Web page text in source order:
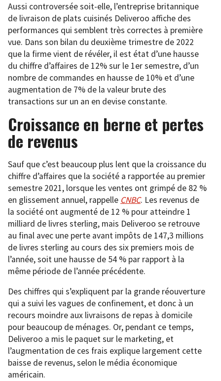
Aussi controversée soit-elle, l’entreprise britannique
de livraison de plats cuisinés Deliveroo affiche des
performances qui semblent très correctes à première
vue. Dans son bilan du deuxième trimestre de 2022
que la firme vient de révéler, il est état d’une hausse
du chiffre d’affaires de 12% sur le 1er semestre, d’un
nombre de commandes en hausse de 10% et d’une
augmentation de 7% de la valeur brute des
transactions sur un an en devise constante.
Croissance en berne et pertes
de revenus
Sauf que c’est beaucoup plus lent que la croissance du
chiffre d’affaires que la société a rapportée au premier
semestre 2021, lorsque les ventes ont grimpé de 82 %
en glissement annuel, rappelle CNBC. Les revenus de
la société ont augmenté de 12 % pour atteindre 1
milliard de livres sterling, mais Deliveroo se retrouve
au final avec une perte avant impôts de 147,3 millions
de livres sterling au cours des six premiers mois de
l’année, soit une hausse de 54 % par rapport à la
même période de l’année précédente.
Des chiffres qui s’expliquent par la grande réouverture
qui a suivi les vagues de confinement, et donc à un
recours moindre aux livraisons de repas à domicile
pour beaucoup de ménages. Or, pendant ce temps,
Deliveroo a mis le paquet sur le marketing, et
l’augmentation de ces frais explique largement cette
baisse de revenus, selon le média économique
américain.